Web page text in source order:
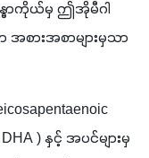
ဓာကိုယ်မှ ဤအိုမီဂါ
ားအစာများမှသာ
) နှင့် အပင်များမှ